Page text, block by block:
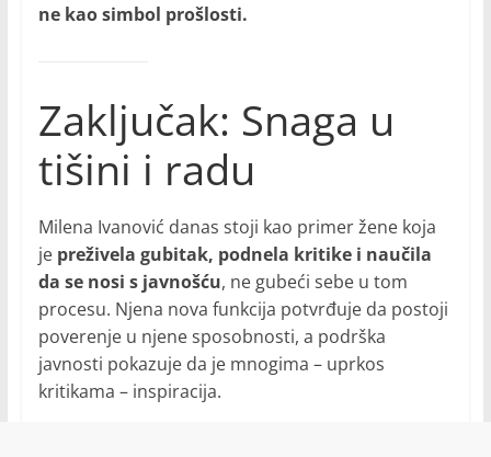
ne kao simbol prošlosti.
Zaključak: Snaga u
tišini i radu
Milena Ivanović danas stoji kao primer žene koja
je preživela gubitak, podnela kritike i naučila
da se nosi s javnošću, ne gubeći sebe u tom
procesu. Njena nova funkcija potvrđuje da postoji
poverenje u njene sposobnosti, a podrška
javnosti pokazuje da je mnogima – uprkos
kritikama – inspiracija.